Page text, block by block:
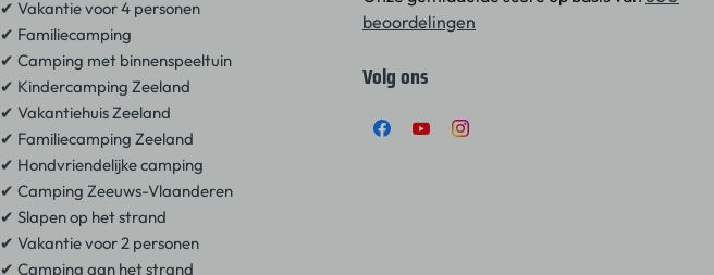
✔︎ Vakantie voor 4 personen
✔︎ Familiecamping
✔︎ Camping met binnenspeeltuin
✔︎ Kindercamping Zeeland
✔︎ Vakantiehuis Zeeland
✔︎ Familiecamping Zeeland
✔︎ Hondvriendelijke camping
✔︎ Camping Zeeuws-Vlaanderen
✔︎ Slapen op het strand
✔︎ Vakantie voor 2 personen
✔︎ Camping aan het strand
beoordelingen
Volg ons